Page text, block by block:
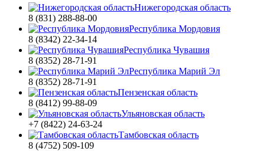
Нижегородская область
8 (831) 288-88-00
Республика Мордовия
8 (8342) 22-34-14
Республика Чувашия
8 (8352) 28-71-91
Республика Марий Эл
8 (8352) 28-71-91
Пензенская область
8 (8412) 99-88-09
Ульяновская область
+7 (8422) 24-63-24
Тамбовская область
8 (4752) 509-109